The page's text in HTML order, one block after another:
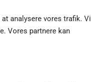
analysere vores trafik. Vi
Vores partnere kan